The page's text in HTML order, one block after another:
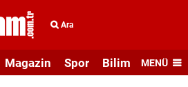
Ara
Magazin Spor Bilim veMENÜ